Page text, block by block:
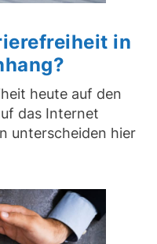
in
heute auf den
das Internet
unterscheiden hier